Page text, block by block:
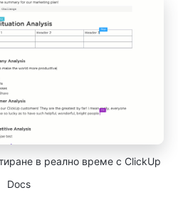
в реално време с ClickUp
Docs